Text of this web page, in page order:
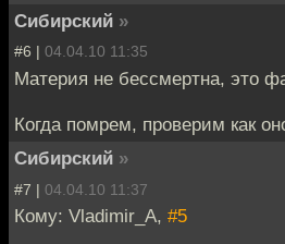
Сибирский »
#6 | 04.04.10 11:35
Материя не бессмертна, это
Когда помрем, проверим как
Сибирский »
#7 | 04.04.10 11:37
Кому: Vladimir_A, #5